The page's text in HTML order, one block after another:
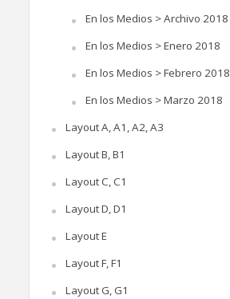
En los Medios > Archivo 2018
En los Medios > Enero 2018
En los Medios > Febrero 2018
En los Medios > Marzo 2018
Layout A, A1, A2, A3
Layout B, B1
Layout C, C1
Layout D, D1
Layout E
Layout F, F1
Layout G, G1